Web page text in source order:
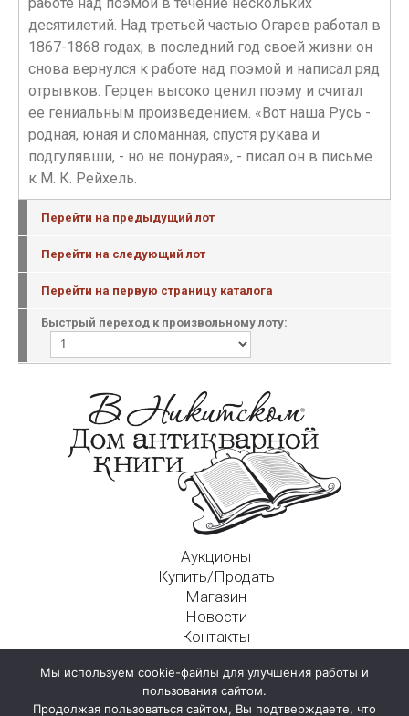
десятилетий. Над третьей частью Огарев работал в
1867-1868 годах; в последний год своей жизни он
снова вернулся к работе над поэмой и написал ряд
отрывков. Герцен высоко ценил поэму и считал
ее гениальным произведением. «Вот наша Русь -
родная, юная и сломанная, спустя рукава и
подгулявши, - но не понурая», - писал он в письме
к М. К. Рейхель.
Перейти на предыдущий лот
Перейти на следующий лот
Перейти на первую страницу каталога
Быстрый переход к произвольному лоту:
Аукционы
Купить/Продать
Магазин
Новости
Контакты
125009, г. Москва, Никитский пер., д. 4а, стр. 1
Мы используем cookie-файлы для улучшения работы и
пользования сайтом.
Продолжая пользоваться сайтом, Вы подтверждаете, что